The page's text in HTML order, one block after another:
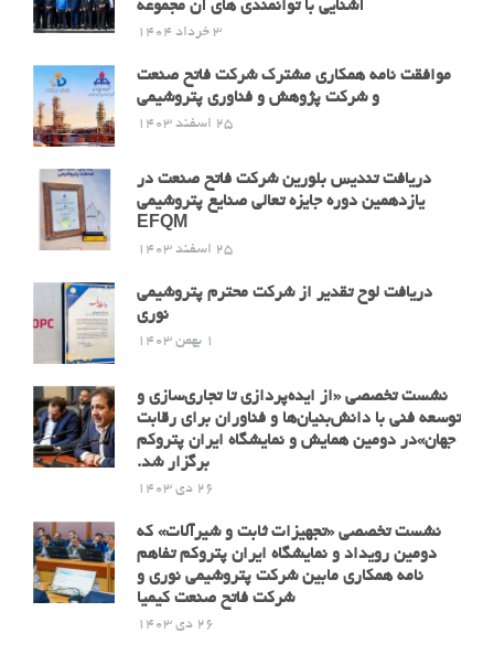
آشنایی با توانمندی های آن مجموعه
3 خرداد 1404
موافقت نامه همکاری مشترک شرکت فاتح صنعت
و شرکت پژوهش و فناوری پتروشیمی
25 اسفند 1403
دریافت تندیس بلورین شرکت فاتح صنعت در
یازدهمین دوره جایزه تعالی صنایع پتروشیمی
EFQM
25 اسفند 1403
دریافت لوح تقدیر از شرکت محترم پتروشیمی
نوری
1 بهمن 1403
نشست تخصصی «از ایده‌پردازی تا تجاری‌سازی و
توسعه فنی با دانش‌بنیان‌ها و فناوران برای رقابت
جهان»در دومین همایش و نمایشگاه ایران پتروکم
برگزار شد.
26 دی 1403
نشست تخصصی «تجهیزات ثابت و شیرآلات» که
دومین رویداد و نمایشگاه ایران پتروکم تفاهم
نامه همکاری مابین شرکت پتروشیمی نوری و
شرکت فاتح صنعت کیمیا
26 دی 1403